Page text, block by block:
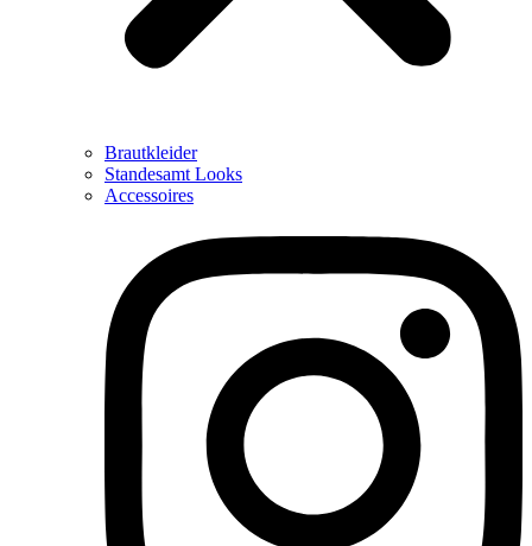
Brautkleider
Standesamt Looks
Accessoires